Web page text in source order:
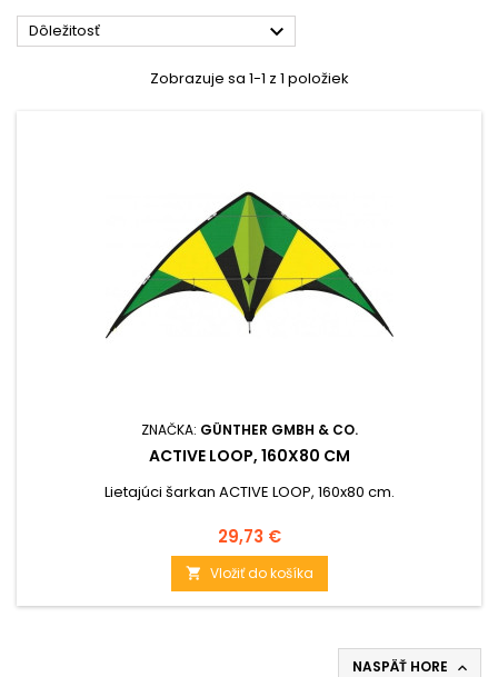
Dôležitosť 
Zobrazuje sa 1-1 z 1 položiek
ZNAČKA: GÜNTHER GMBH & CO.
ACTIVE LOOP, 160X80 CM
Lietajúci šarkan ACTIVE LOOP, 160x80 cm.
Cena
29,73 €
 Vložiť do košíka
NASPÄŤ HORE 